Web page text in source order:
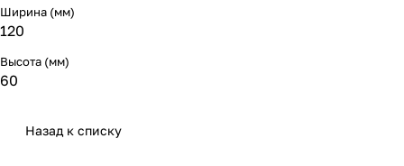
Ширина (мм)
120
Высота (мм)
60
Назад к списку